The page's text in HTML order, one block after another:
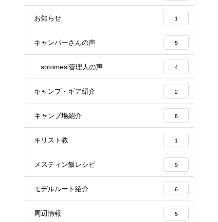
お知らせ 1
キャンパーさんの声 5
sotomesi管理人の声 4
キャンプ・ギア紹介 2
キャンプ場紹介 8
キリスト教 1
メスティン飯レシピ 9
モデルルート紹介 6
周辺情報 5